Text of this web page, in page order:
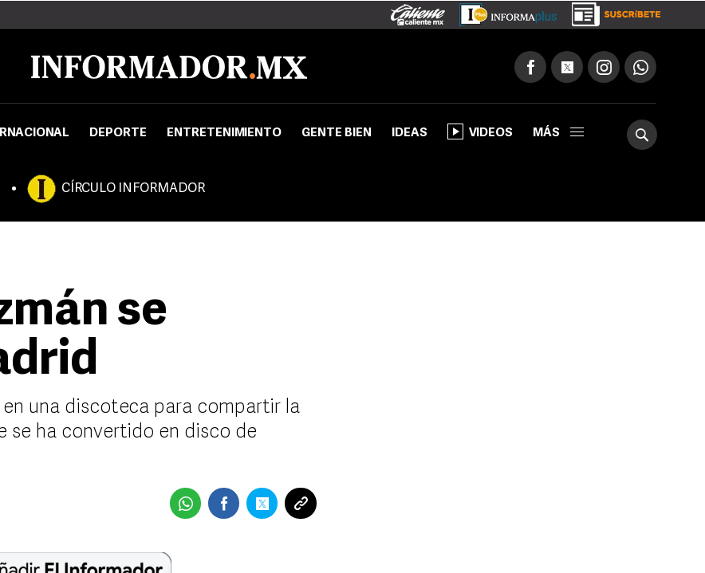
DEPORTE ENTRETENIMIENTO GENTE BIEN IDEAS VIDEOS MÁS
CÍRCULO INFORMADOR
se
una discoteca para compartir la
se ha convertido en disco de